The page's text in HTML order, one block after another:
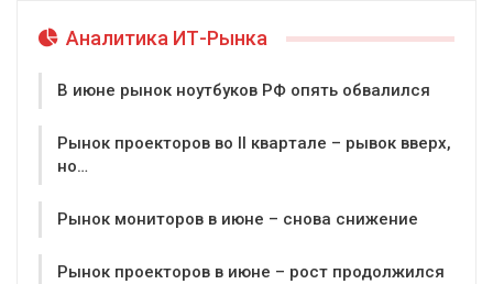
Аналитика ИТ-Рынка
В июне рынок ноутбуков РФ опять обвалился
Рынок проекторов во II квартале – рывок вверх,
но…
Рынок мониторов в июне – снова снижение
Рынок проекторов в июне – рост продолжился